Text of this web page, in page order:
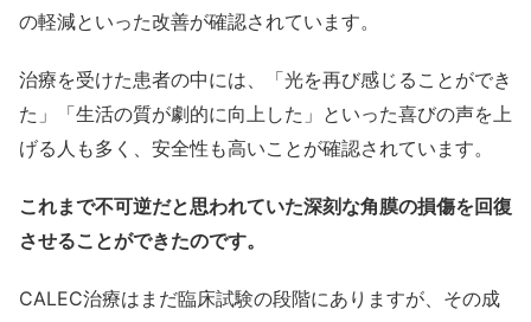
の軽減といった改善が確認されています。
治療を受けた患者の中には、「光を再び感じることができ
た」「生活の質が劇的に向上した」といった喜びの声を上
げる人も多く、安全性も高いことが確認されています。
これまで不可逆だと思われていた深刻な角膜の損傷を回復
させることができたのです。
CALEC治療はまだ臨床試験の段階にありますが、その成